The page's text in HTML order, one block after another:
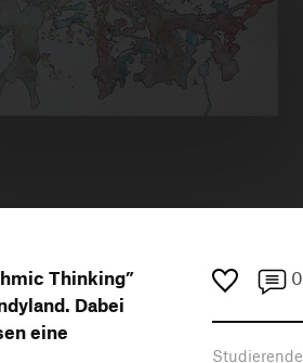
Thinking”
Dabei
eine
0
Studierende